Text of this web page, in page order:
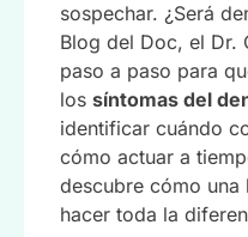
sospechar. ¿Será
Blog del Doc, el Dr.
paso a paso para
los síntomas del
identificar cuándo
cómo actuar a
descubre cómo una
hacer toda la